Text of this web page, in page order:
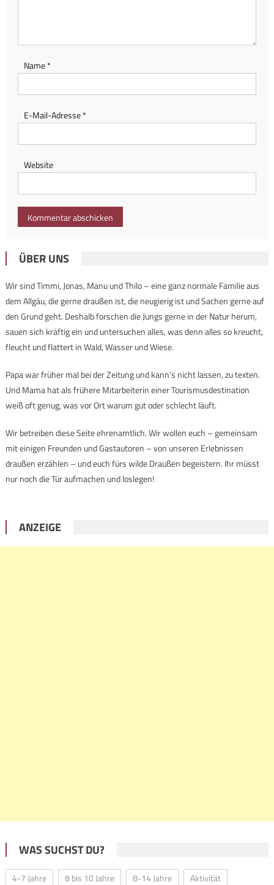
Name*
E-Mail-Adresse*
Website
ÜBER UNS
Wir sind Timmi, Jonas, Manu und Thilo – eine ganz normale Familie aus
dem Allgäu, die gerne draußen ist, die neugierig ist und Sachen gerne auf
den Grund geht. Deshalb forschen die Jungs gerne in der Natur herum,
sauen sich kräftig ein und untersuchen alles, was denn alles so kreucht,
fleucht und flattert in Wald, Wasser und Wiese.
Papa war früher mal bei der Zeitung und kann’s nicht lassen, zu texten.
Und Mama hat als frühere Mitarbeiterin einer Tourismusdestination
weiß oft genug, was vor Ort warum gut oder schlecht läuft.
Wir betreiben diese Seite ehrenamtlich. Wir wollen euch – gemeinsam
mit einigen Freunden und Gastautoren – von unseren Erlebnissen
draußen erzählen – und euch fürs wilde Draußen begeistern. Ihr müsst
nur noch die Tür aufmachen und loslegen!
ANZEIGE
WAS SUCHST DU?
4-7 Jahre 8 bis 10 Jahre 8-14 Jahre
Aktivität